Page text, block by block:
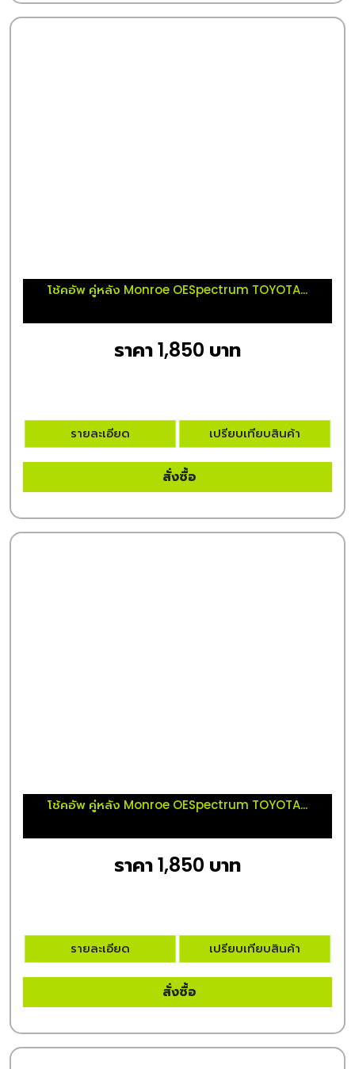
โช้คอัพ คู่หลัง Monroe OESpectrum TOYOTA...
ราคา 1,850 บาท
รายละเอียด เปรียบเทียบสินค้า
สั่งซื้อ
โช้คอัพ คู่หลัง Monroe OESpectrum TOYOTA...
ราคา 1,850 บาท
รายละเอียด เปรียบเทียบสินค้า
สั่งซื้อ